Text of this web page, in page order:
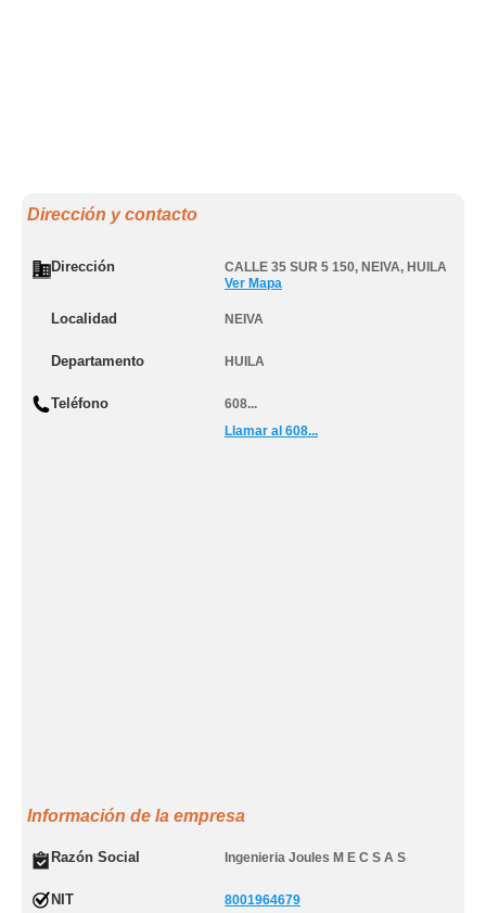
Dirección y contacto
Dirección CALLE 35 SUR 5 150, NEIVA, HUILA
Ver Mapa
Localidad NEIVA
Departamento HUILA
Teléfono
608...
Llamar al 608...
Información de la empresa
Razón Social Ingenieria Joules M E C S A S
NIT 8001964679